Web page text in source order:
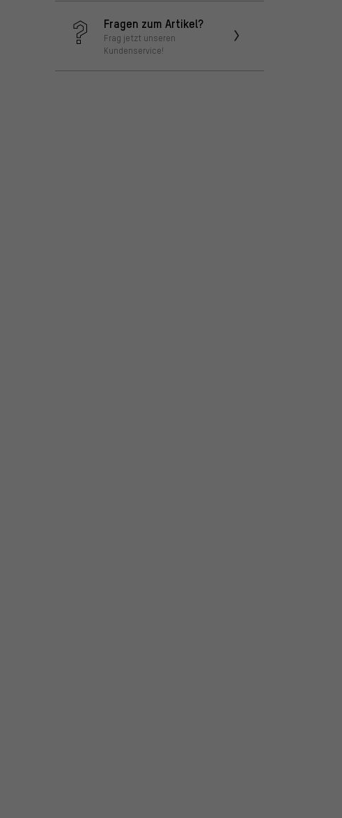
Fragen zum Artikel?
Frag jetzt unseren
Kundenservice!